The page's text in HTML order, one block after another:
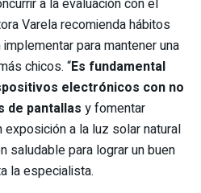
a la evaluación con el
Varela recomienda hábitos
para mantener una
chicos. “Es fundamental
electrónicos con no
de pantallas y fomentar
a la luz solar natural
saludable para lograr un buen
la especialista.